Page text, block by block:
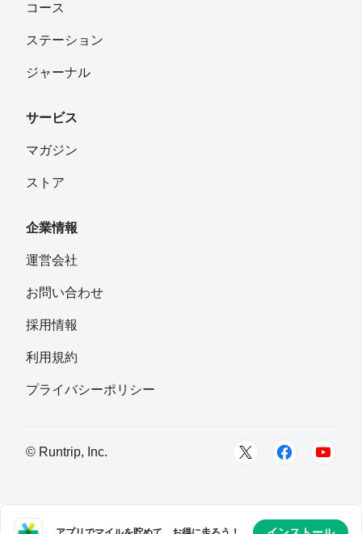
神戸市
H.T
pumpinger
フォロー
フォロー
コース
ステーション
ジャーナル
サービス
マガジン
ストア
企業情報
運営会社
お問い合わせ
採用情報
利用規約
プライバシーポリシー
© Runtrip, Inc.